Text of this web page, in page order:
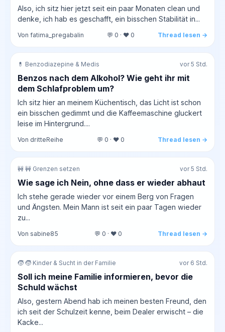
Also, ich sitz hier jetzt seit ein paar Monaten clean und
denke, ich hab es geschafft, ein bisschen Stabilität in...
Von fatima_pregabalin 💬 0 · ❤️ 0 Thread lesen →
💊 Benzodiazepine & Medis vor 5 Std.
Benzos nach dem Alkohol? Wie geht ihr mit
dem Schlafproblem um?
Ich sitz hier an meinem Küchentisch, das Licht ist schon
ein bisschen gedimmt und die Kaffeemaschine gluckert
leise im Hintergrund....
Von dritteReihe 💬 0 · ❤️ 0 Thread lesen →
🚧 🚧 Grenzen setzen vor 5 Std.
Wie sage ich Nein, ohne dass er wieder abhaut
Ich stehe gerade wieder vor einem Berg von Fragen
und Ängsten. Mein Mann ist seit ein paar Tagen wieder
zu...
Von sabine85 💬 0 · ❤️ 0 Thread lesen →
🧒 🧒 Kinder & Sucht in der Familie vor 6 Std.
Soll ich meine Familie informieren, bevor die
Schuld wächst
Also, gestern Abend hab ich meinen besten Freund, den
ich seit der Schulzeit kenne, beim Dealer erwischt – die
Kacke...